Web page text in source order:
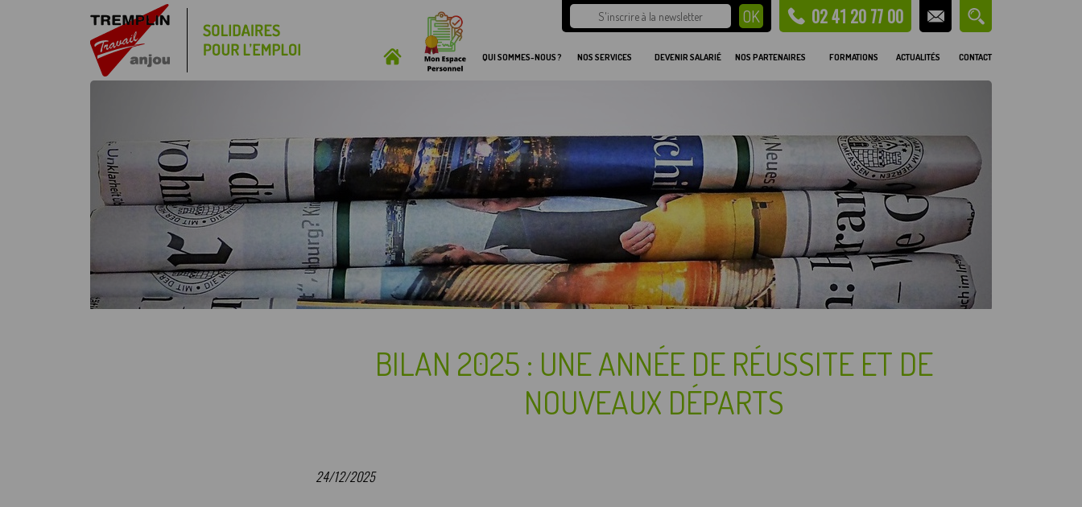
02 41 20 77 00
QUI SOMMES-NOUS ? NOS SERVICES DEVENIR SALARIÉ NOS PARTENAIRES FORMATIONS ACTUALITÉS CONTACT
BILAN 2025 : UNE ANNÉE DE RÉUSSITE ET DE
NOUVEAUX DÉPARTS
24/12/2025